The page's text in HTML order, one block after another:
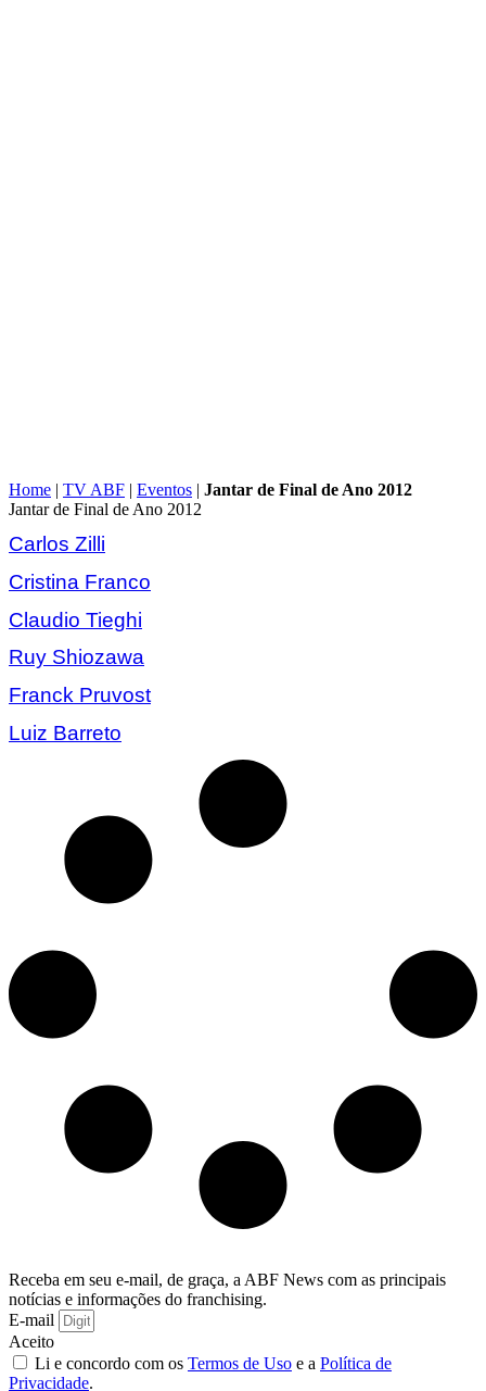
Home | TV ABF | Eventos | Jantar de Final de Ano 2012
Jantar de Final de Ano 2012
Carlos Zilli
Cristina Franco
Claudio Tieghi
Ruy Shiozawa
Franck Pruvost
Luiz Barreto
Receba em seu e-mail, de graça, a ABF News com as principais
notícias e informações do franchising.
E-mail
Aceito
Li e concordo com os Termos de Uso e a Política de
Privacidade.